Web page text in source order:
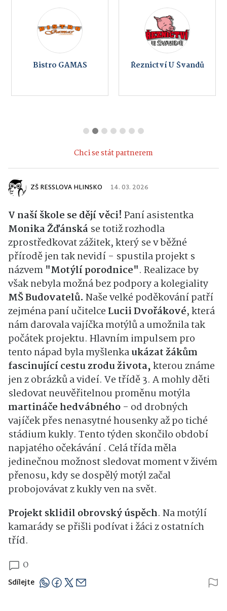
Bistro GAMAS Řeznictví U Švandů
Chci se stát partnerem
ZŠ RESSLOVA HLINSKO 14. 03. 2026
V naší škole se dějí věci! Paní asistentka
Monika Žďánská se totiž rozhodla
zprostředkovat zážitek, který se v běžné
přírodě jen tak nevidí - spustila projekt s
názvem "Motýlí porodnice". Realizace by
však nebyla možná bez podpory a kolegiality
MŠ Budovatelů. Naše velké poděkování patří
zejména paní učitelce Lucii Dvořákové, která
nám darovala vajíčka motýlů a umožnila tak
počátek projektu. Hlavním impulsem pro
tento nápad byla myšlenkaukázat žákům
fascinující cestu zrodu života,kterou známe
jen z obrázků a videí. Ve třídě 3. A mohly děti
sledovat neuvěřitelnou proměnu motýla
martináče hedvábného - od drobných
vajíček přes nenasytné housenky až po tiché
stádium kukly. Tento týden skončilo období
napjatého očekávání . Celá třída měla
jedinečnou možnost sledovat moment v živém
přenosu, kdy se dospělý motýl začal
probojovávat z kukly ven na svět.
Projekt sklidil obrovský úspěch. Na motýlí
kamarády se přišli podívat i žáci z ostatních
tříd.
0
Sdílejte